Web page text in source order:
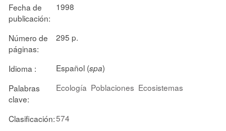
Fecha de
publicación:
1998
Número de
páginas:
295 p.
Idioma : Español (spa)
Palabras
clave:
Ecología Poblaciones Ecosistemas
Clasificación:574